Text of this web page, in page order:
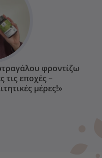
φροντίζω
εποχές –
μέρες!»